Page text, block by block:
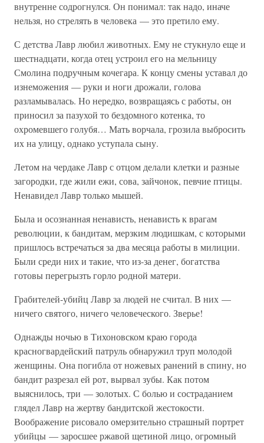
внутренне содрогнулся. Он понимал: так надо, иначе
нельзя, но стрелять в человека — это претило ему.
С детства Лавр любил животных. Ему не стукнуло еще и
шестнадцати, когда отец устроил его на мельницу
Смолина подручным кочегара. К концу смены уставал до
изнеможения — руки и ноги дрожали, голова
разламывалась. Но нередко, возвращаясь с работы, он
приносил за пазухой то бездомного котенка, то
охромевшего голубя… Мать ворчала, грозила выбросить
их на улицу, однако уступала сыну.
Летом на чердаке Лавр с отцом делали клетки и разные
загородки, где жили ежи, сова, зайчонок, певчие птицы.
Ненавидел Лавр только мышей.
Была и осознанная ненависть, ненависть к врагам
революции, к бандитам, мерзким людишкам, с которыми
пришлось встречаться за два месяца работы в милиции.
Были среди них и такие, что из-за денег, богатства
готовы перегрызть горло родной матери.
Грабителей-убийц Лавр за людей не считал. В них —
ничего святого, ничего человеческого. Зверье!
Однажды ночью в Тихоновском краю города
красногвардейский патруль обнаружил труп молодой
женщины. Она погибла от ножевых ранений в спину, но
бандит разрезал ей рот, вырвал зубы. Как потом
выяснилось, три — золотых. С болью и состраданием
глядел Лавр на жертву бандитской жестокости.
Воображение рисовало омерзительно страшный портрет
убийцы — заросшее ржавой щетиной лицо, огромный